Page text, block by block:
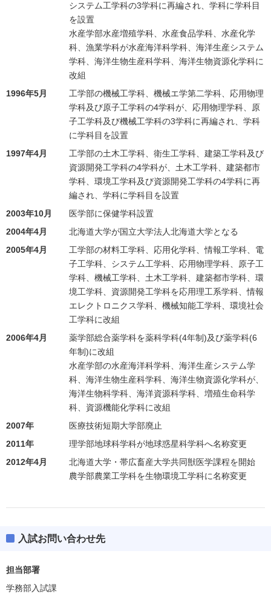
システム工学科の3学科に再編され、学科に学科目
を設置
水産学部水産増殖学科、水産食品学科、水産化学
科、漁業学科が水産海洋科学科、海洋生産システム
学科、海洋生物生産科学科、海洋生物資源化学科に
改組
1996年5月
工学部の機械工学科、機械エ学第二学科、応用物理
学科及び原子工学科の4学科が、応用物理学科、原
子工学科及び機械工学科の3学科に再編され、学科
に学科目を設置
1997年4月
工学部の土木工学科、衛生工学科、建築工学科及び
資源開発工学科の4学科が、土木工学科、建築都市
学科、環境工学科及び資源開発工学科の4学科に再
編され、学科に学科目を設置
2003年10月
医学部に保健学科設置
2004年4月
北海道大学が国立大学法人北海道大学となる
2005年4月
工学部の材料工学科、応用化学科、情報工学科、電
子工学科、システム工学科、応用物理学科、原子工
学科、機械工学科、土木工学科、建築都市学科、環
境工学科、資源開発工学科を応用理工系学科、情報
エレクトロニクス学科、機械知能工学科、環境社会
工学科に改組
2006年4月
薬学部総合薬学科を薬科学科(4年制)及び薬学科(6
年制)に改組
水産学部の水産海洋科学科、海洋生産システム学
科、海洋生物生産科学科、海洋生物資源化学科が、
海洋生物科学科、海洋資源科学科、増殖生命科学
科、資源機能化学科に改組
2007年
医療技術短期大学部廃止
2011年
理学部地球科学科が地球惑星科学科へ名称変更
2012年4月
北海道大学・帯広畜産大学共同獣医学課程を開始
農学部農業工学科を生物環境工学科に名称変更
入試お問い合わせ先
担当部署
学務部入試課